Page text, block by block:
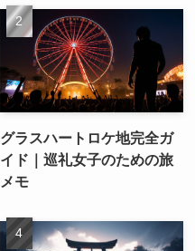
グラスハートロケ地完全ガ
イド｜巡礼女子のための旅
メモ